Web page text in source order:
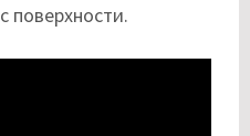
поверхности.